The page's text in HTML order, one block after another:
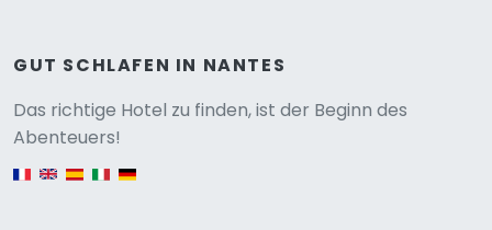
GUT SCHLAFEN IN NANTES
Das richtige Hotel zu finden, ist der Beginn des
Abenteuers!